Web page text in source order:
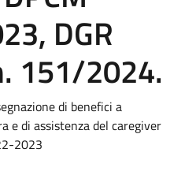
DGR
151/2024.
di benefici a
e di assistenza del caregiver
2023